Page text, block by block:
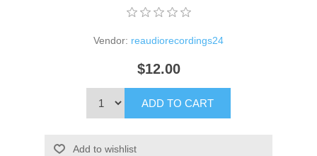
Vendor: reaudiorecordings24
$12.00
ADD TO CART
Add to wishlist